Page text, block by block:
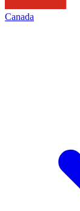
Canada